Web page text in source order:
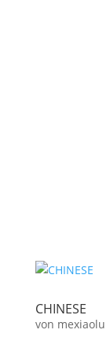
CHINESE
von mexiaolu